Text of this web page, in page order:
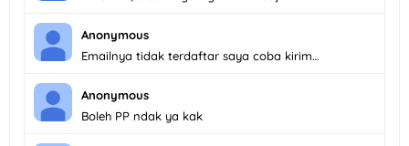
Anonymous
Emailnya tidak terdaftar saya coba kirim…
Anonymous
Boleh PP ndak ya kak